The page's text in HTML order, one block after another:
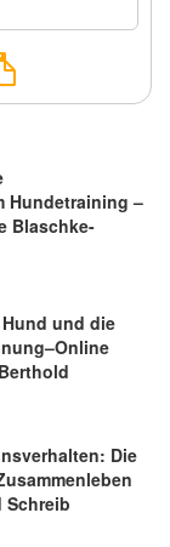
Hundetraining –
Blaschke-
und die
Die
Schreib